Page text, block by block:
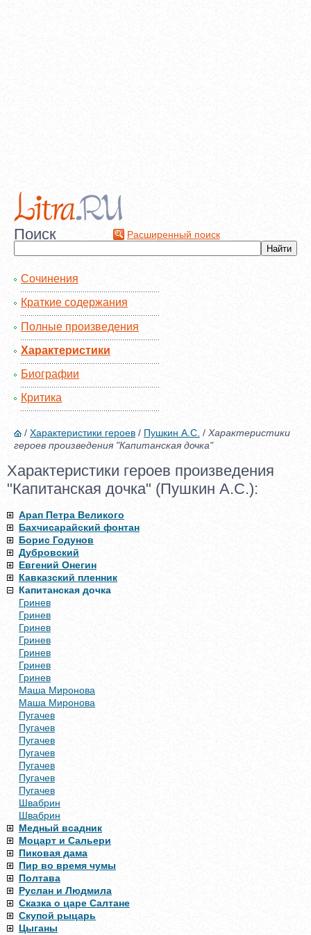
Поиск Расширенный поиск
Сочинения
Краткие содержания
Полные произведения
Характеристики
Биографии
Критика
/ Характеристики героев / Пушкин А.С. / Характеристики
героев произведения "Капитанская дочка"
Характеристики героев произведения
"Капитанская дочка" (Пушкин А.С.):
Арап Петра Великого
Бахчисарайский фонтан
Борис Годунов
Дубровский
Евгений Онегин
Кавказский пленник
Капитанская дочка
Гринев
Гринев
Гринев
Гринев
Гринев
Гринев
Гринев
Маша Миронова
Маша Миронова
Пугачев
Пугачев
Пугачев
Пугачев
Пугачев
Пугачев
Пугачев
Швабрин
Швабрин
Медный всадник
Моцарт и Сальери
Пиковая дама
Пир во время чумы
Полтава
Руслан и Людмила
Сказка о царе Салтане
Скупой рыцарь
Цыганы